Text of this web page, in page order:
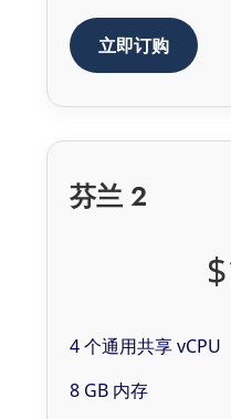
立即订购
芬兰 2
4 个通用共享 vCPU
8 GB 内存